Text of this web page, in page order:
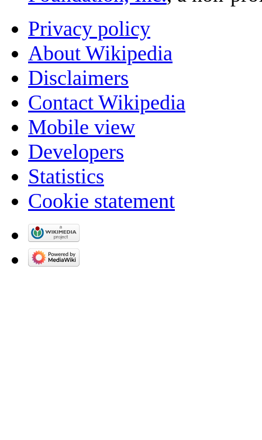
Privacy policy
About Wikipedia
Disclaimers
Contact Wikipedia
Mobile view
Developers
Statistics
Cookie statement